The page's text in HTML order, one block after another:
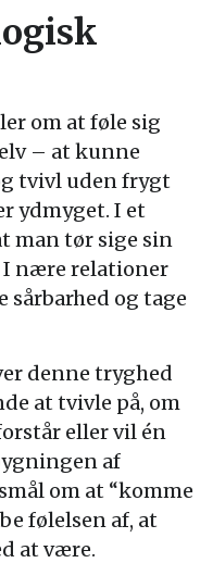
om at føle sig
– at kunne
tvivl uden frygt
ydmyget. I et
man tør sige sin
nære relationer
sårbarhed og tage
denne tryghed
at tvivle på, om
eller vil én
af
om at “komme
følelsen af, at
at være.